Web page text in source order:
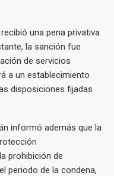
una pena privativa
la sanción fue
de servicios
a un establecimiento
disposiciones fijadas
informó además que la
prohibición de
periodo de la condena,